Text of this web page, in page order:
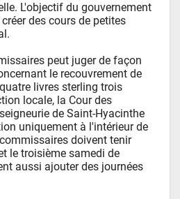
L'objectif du gouvernement
des cours de petites
peut juger de façon
le recouvrement de
livres sterling trois
locale, la Cour des
de Saint-Hyacinthe
uniquement à l'intérieur de
doivent tenir
le troisième samedi de
aussi ajouter des journées